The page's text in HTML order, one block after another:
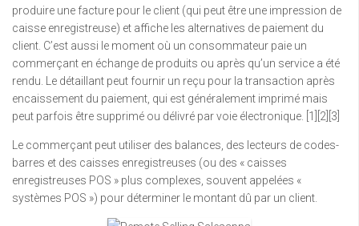
produire une facture pour le client (qui peut être une impression de
caisse enregistreuse) et affiche les alternatives de paiement du
client. C’est aussi le moment où un consommateur paie un
commerçant en échange de produits ou après qu’un service a été
rendu. Le détaillant peut fournir un reçu pour la transaction après
encaissement du paiement, qui est généralement imprimé mais
peut parfois être supprimé ou délivré par voie électronique. [1][2][3]
Le commerçant peut utiliser des balances, des lecteurs de codes-
barres et des caisses enregistreuses (ou des « caisses
enregistreuses POS » plus complexes, souvent appelées «
systèmes POS ») pour déterminer le montant dû par un client.